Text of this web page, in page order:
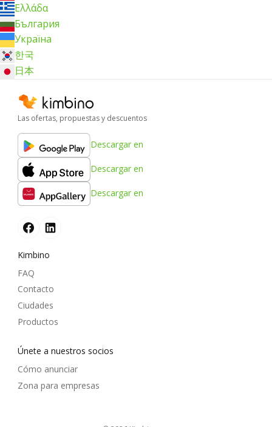
Ελλάδα
България
Україна
한국
日本
Las ofertas, propuestas y descuentos
Descargar en
Descargar en
Descargar en
Kimbino
FAQ
Contacto
Ciudades
Productos
Únete a nuestros socios
Cómo anunciar
Zona para empresas